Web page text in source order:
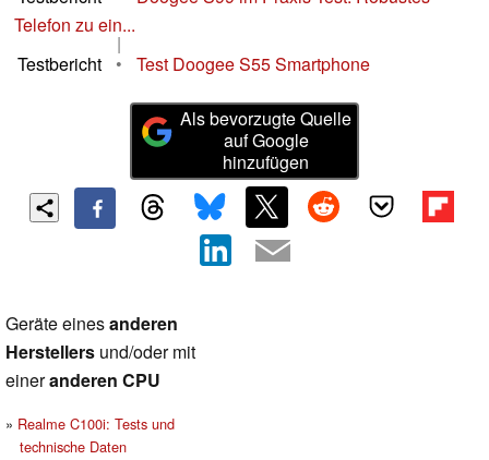
Telefon zu ein...
|
Testbericht
• Test Doogee S55 Smartphone
Als bevorzugte Quelle
auf Google
hinzufügen
Geräte einesanderen
Herstellers und/oder mit
eineranderen CPU
Realme C100i: Tests und
technische Daten